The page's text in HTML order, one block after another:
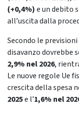
(+0,4%)e un debito
all’uscita dalla
Secondo le
disavanzo dovrebbe
2,9% nel 2026,
Le nuove regole Ue
crescita della spesa
2025e l’1,6% nel